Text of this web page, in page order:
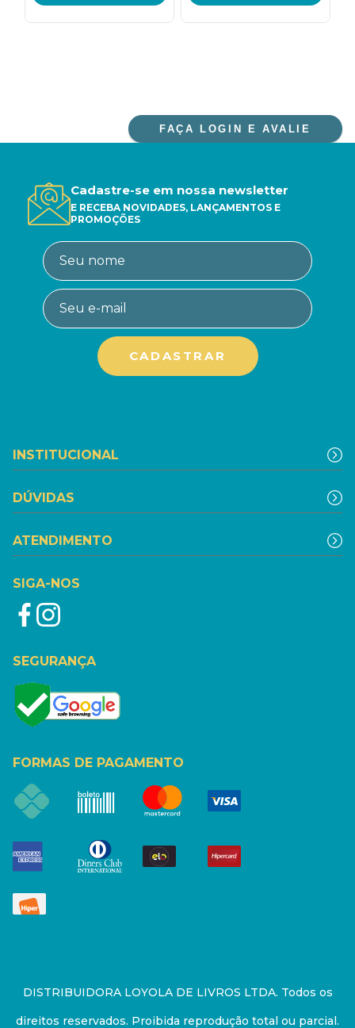
FAÇA LOGIN E AVALIE
Cadastre-se em nossa newsletter
E RECEBA NOVIDADES, LANÇAMENTOS E
PROMOÇÕES
INSTITUCIONAL
DÚVIDAS
ATENDIMENTO
SIGA-NOS
SEGURANÇA
FORMAS DE PAGAMENTO
DISTRIBUIDORA LOYOLA DE LIVROS LTDA. Todos os
direitos reservados. Proibida reprodução total ou parcial.